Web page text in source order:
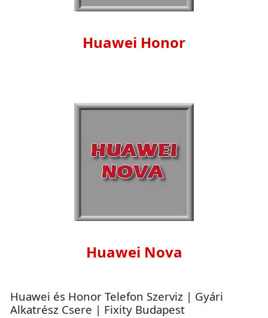
Huawei Honor
Huawei Nova
Huawei és Honor Telefon Szerviz | Gyári
Alkatrész Csere | Fixity Budapest